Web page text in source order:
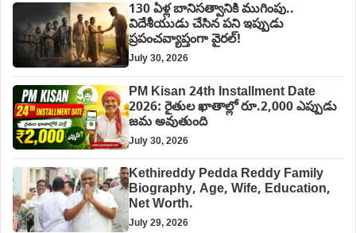
130 ఏళ్ల బానిసత్వానికి ముగింపు..
విదేశీయుడు చేసిన పని ఇప్పుడు
ప్రపంచవ్యాప్తంగా వైరల్!
July 30, 2026
PM Kisan 24th Installment Date
2026: రైతుల ఖాతాల్లో రూ.2,000 ఎప్పుడు
జమ అవుతుంది
July 30, 2026
Kethireddy Pedda Reddy Family
Biography, Age, Wife, Education,
Net Worth.
July 29, 2026